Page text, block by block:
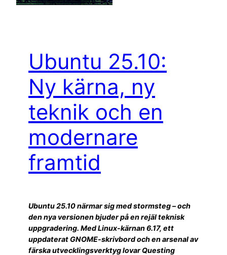
Ubuntu 25.10:
Ny kärna, ny
teknik och en
modernare
framtid
Ubuntu 25.10 närmar sig med stormsteg – och
den nya versionen bjuder på en rejäl teknisk
uppgradering. Med Linux-kärnan 6.17, ett
uppdaterat GNOME-skrivbord och en arsenal av
färska utvecklingsverktyg lovar Questing